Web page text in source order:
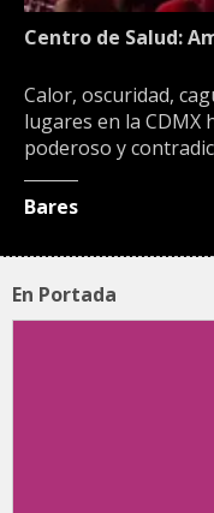
Centro de Salud:
Calor, oscuridad,
lugares en la
poderoso y
Bares
En Portada